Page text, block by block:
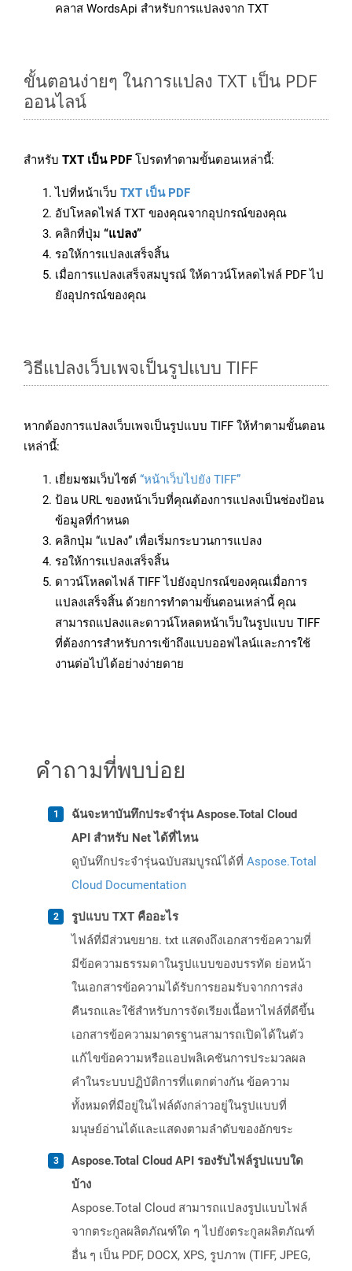
คลาส WordsApi สำหรับการแปลงจาก TXT
ขั้นตอนง่ายๆ ในการแปลง TXT เป็น PDF
ออนไลน์
สำหรับ TXT เป็น PDF โปรดทำตามขั้นตอนเหล่านี้:
ไปที่หน้าเว็บ TXT เป็น PDF
อัปโหลดไฟล์ TXT ของคุณจากอุปกรณ์ของคุณ
คลิกที่ปุ่ม “แปลง”
รอให้การแปลงเสร็จสิ้น
เมื่อการแปลงเสร็จสมบูรณ์ ให้ดาวน์โหลดไฟล์ PDF ไป
ยังอุปกรณ์ของคุณ
วิธีแปลงเว็บเพจเป็นรูปแบบ TIFF
หากต้องการแปลงเว็บเพจเป็นรูปแบบ TIFF ให้ทำตามขั้นตอน
เหล่านี้:
เยี่ยมชมเว็บไซต์ “หน้าเว็บไปยัง TIFF”
ป้อน URL ของหน้าเว็บที่คุณต้องการแปลงเป็นช่องป้อน
ข้อมูลที่กำหนด
คลิกปุ่ม “แปลง” เพื่อเริ่มกระบวนการแปลง
รอให้การแปลงเสร็จสิ้น
ดาวน์โหลดไฟล์ TIFF ไปยังอุปกรณ์ของคุณเมื่อการ
แปลงเสร็จสิ้น ด้วยการทำตามขั้นตอนเหล่านี้ คุณ
สามารถแปลงและดาวน์โหลดหน้าเว็บในรูปแบบ TIFF
ที่ต้องการสำหรับการเข้าถึงแบบออฟไลน์และการใช้
งานต่อไปได้อย่างง่ายดาย
คำถามที่พบบ่อย
ฉันจะหาบันทึกประจำรุ่น Aspose.Total Cloud
API สำหรับ Net ได้ที่ไหน
ดูบันทึกประจำรุ่นฉบับสมบูรณ์ได้ที่ Aspose.Total
Cloud Documentation
รูปแบบ TXT คืออะไร
ไฟล์ที่มีส่วนขยาย. txt แสดงถึงเอกสารข้อความที่
มีข้อความธรรมดาในรูปแบบของบรรทัด ย่อหน้า
ในเอกสารข้อความได้รับการยอมรับจากการส่ง
คืนรถและใช้สำหรับการจัดเรียงเนื้อหาไฟล์ที่ดีขึ้น
เอกสารข้อความมาตรฐานสามารถเปิดได้ในตัว
แก้ไขข้อความหรือแอปพลิเคชันการประมวลผล
คำในระบบปฏิบัติการที่แตกต่างกัน ข้อความ
ทั้งหมดที่มีอยู่ในไฟล์ดังกล่าวอยู่ในรูปแบบที่
มนุษย์อ่านได้และแสดงตามลำดับของอักขระ
Aspose.Total Cloud API รองรับไฟล์รูปแบบใด
บ้าง
Aspose.Total Cloud สามารถแปลงรูปแบบไฟล์
จากตระกูลผลิตภัณฑ์ใด ๆ ไปยังตระกูลผลิตภัณฑ์
อื่น ๆ เป็น PDF, DOCX, XPS, รูปภาพ (TIFF, JPEG,